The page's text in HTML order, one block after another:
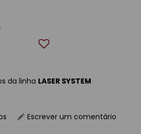
da linha LASER SYSTEM
Escrever um comentário